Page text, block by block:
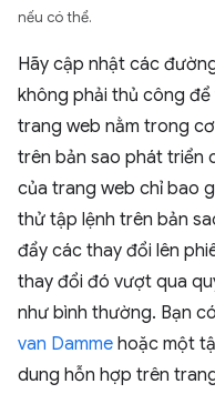
nếu có thể.
Hãy cập nhật các
không phải thủ công để
trang web nằm trong
trên bản sao phát triển
của trang web chỉ bao
thử tập lệnh trên bản
đẩy các thay đổi lên
thay đổi đó vượt qua
như bình thường. Bạn
van Damme hoặc một
dung hỗn hợp trên